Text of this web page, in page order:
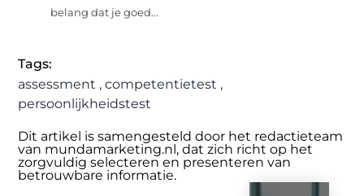
belang dat je goed...
Tags:
assessment ,competentietest ,
persoonlijkheidstest
Dit artikel is samengesteld door het redactieteam
van mundamarketing.nl, dat zich richt op het
zorgvuldig selecteren en presenteren van
betrouwbare informatie.